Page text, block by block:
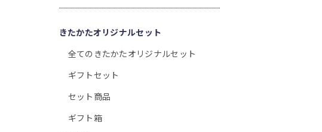
きたかたオリジナルセット
全てのきたかたオリジナルセット
ギフトセット
セット商品
ギフト箱